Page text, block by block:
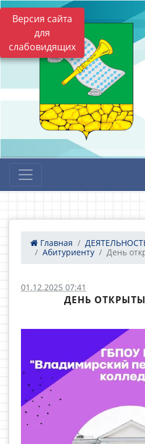
Версия сайта
для
слабовидящих
Главная
Абитуриенту
День
01.12.2025 07:41
ДЕНЬ